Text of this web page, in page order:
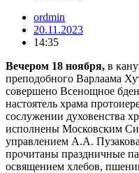
ordmin
20.11.2023
14:35
Вечером 18 ноября, в
преподобного Варлаама
совершено Всенощное
настоятель храма
сослужении духовенства
исполнены Московским
управлением А.А.
прочитаны праздничные
освящением хлебов,